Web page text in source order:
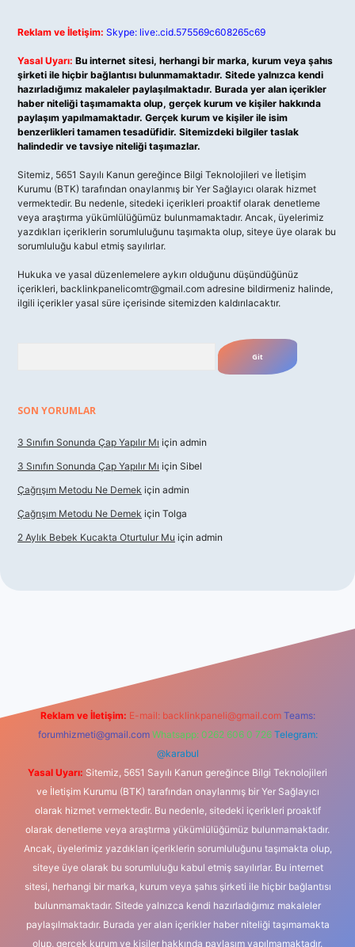
Reklam ve İletişim: Skype: live:.cid.575569c608265c69
Yasal Uyarı: Bu internet sitesi, herhangi bir marka, kurum veya şahıs
şirketi ile hiçbir bağlantısı bulunmamaktadır. Sitede yalnızca kendi
hazırladığımız makaleler paylaşılmaktadır. Burada yer alan içerikler
haber niteliği taşımamakta olup, gerçek kurum ve kişiler hakkında
paylaşım yapılmamaktadır. Gerçek kurum ve kişiler ile isim
benzerlikleri tamamen tesadüfidir. Sitemizdeki bilgiler taslak
halindedir ve tavsiye niteliği taşımazlar.
Sitemiz, 5651 Sayılı Kanun gereğince Bilgi Teknolojileri ve İletişim
Kurumu (BTK) tarafından onaylanmış bir Yer Sağlayıcı olarak hizmet
vermektedir. Bu nedenle, sitedeki içerikleri proaktif olarak denetleme
veya araştırma yükümlülüğümüz bulunmamaktadır. Ancak, üyelerimiz
yazdıkları içeriklerin sorumluluğunu taşımakta olup, siteye üye olarak bu
sorumluluğu kabul etmiş sayılırlar.
Hukuka ve yasal düzenlemelere aykırı olduğunu düşündüğünüz
içerikleri, backlinkpanelicomtr@gmail.com adresine bildirmeniz halinde,
ilgili içerikler yasal süre içerisinde sitemizden kaldırılacaktır.
SON YORUMLAR
3 Sınıfın Sonunda Çap Yapılır Mı için admin
3 Sınıfın Sonunda Çap Yapılır Mı için Sibel
Çağrışım Metodu Ne Demek için admin
Çağrışım Metodu Ne Demek için Tolga
2 Aylık Bebek Kucakta Oturtulur Mu için admin
Reklam ve İletişim: E-mail: backlinkpaneli@gmail.com Teams:
forumhizmeti@gmail.com Whatsapp: 0262 606 0 726 Telegram:
@karabul
Yasal Uyarı: Sitemiz, 5651 Sayılı Kanun gereğince Bilgi Teknolojileri
ve İletişim Kurumu (BTK) tarafından onaylanmış bir Yer Sağlayıcı
olarak hizmet vermektedir. Bu nedenle, sitedeki içerikleri proaktif
olarak denetleme veya araştırma yükümlülüğümüz bulunmamaktadır.
Ancak, üyelerimiz yazdıkları içeriklerin sorumluluğunu taşımakta olup,
siteye üye olarak bu sorumluluğu kabul etmiş sayılırlar. Bu internet
sitesi, herhangi bir marka, kurum veya şahıs şirketi ile hiçbir bağlantısı
bulunmamaktadır. Sitede yalnızca kendi hazırladığımız makaleler
paylaşılmaktadır. Burada yer alan içerikler haber niteliği taşımamakta
olup, gerçek kurum ve kişiler hakkında paylaşım yapılmamaktadır.